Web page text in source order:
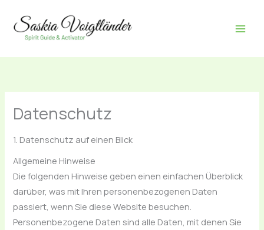
Inhalt
springen
Datenschutz
1. Datenschutz auf einen Blick
Allgemeine Hinweise
Die folgenden Hinweise geben einen einfachen Überblick
darüber, was mit Ihren personenbezogenen Daten
passiert, wenn Sie diese Website besuchen.
Personenbezogene Daten sind alle Daten, mit denen Sie